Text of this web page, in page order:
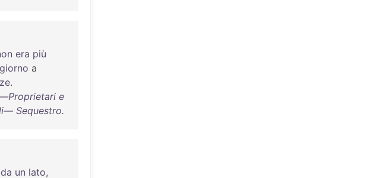
era più
giorno a
.
e
Sequestro.
da un lato,